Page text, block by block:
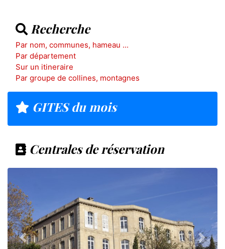
Recherche
Par nom, communes, hameau ...
Par département
Sur un itineraire
Par groupe de collines, montagnes
GITES du mois
Centrales de réservation